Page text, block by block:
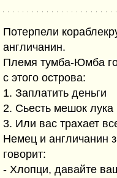
Потерпели
англичанин.
Племя тумба-Юмба
с этого острова:
1. Заплатить деньги
2. Сьесть мешок лука
3. Или вас трахает
Немец и англичанин
говорит:
- Хлопци, давайте